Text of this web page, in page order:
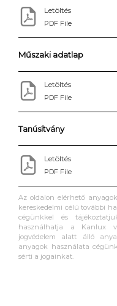
Letöltés
PDF File
Műszaki adatlap
Letöltés
PDF File
Tanúsítvány
Letöltés
PDF File
Az oldalon elérhető
kereskedelmi célú további
cégünkkel és
használhatja a Kanlux
jogvédelem alatt álló
anyagok használata
sérti a jogainkat.